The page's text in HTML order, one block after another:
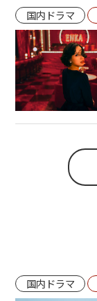
国内ドラマ
国内ドラマ